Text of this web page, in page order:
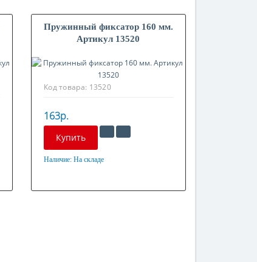
Пружинный фиксатор 160 мм.
Артикул 13520
Код товара: 13520
163р.
Купить
Наличие: На складе